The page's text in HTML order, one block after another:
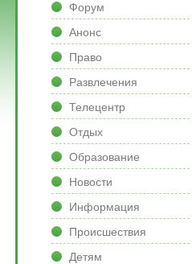
Форум
Анонс
Право
Развлечения
Телецентр
Отдых
Образование
Новости
Информация
Происшествия
Детям